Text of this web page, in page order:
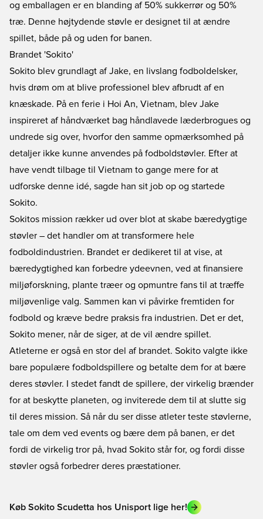
og emballagen er en blanding af 50% sukkerrør og 50%
træ. Denne højtydende støvle er designet til at ændre
spillet, både på og uden for banen.
Brandet 'Sokito'
Sokito blev grundlagt af Jake, en livslang fodboldelsker,
hvis drøm om at blive professionel blev afbrudt af en
knæskade. På en ferie i Hoi An, Vietnam, blev Jake
inspireret af håndværket bag håndlavede læderbrogues og
undrede sig over, hvorfor den samme opmærksomhed på
detaljer ikke kunne anvendes på fodboldstøvler. Efter at
have vendt tilbage til Vietnam to gange mere for at
udforske denne idé, sagde han sit job op og startede
Sokito.
Sokitos mission rækker ud over blot at skabe bæredygtige
støvler – det handler om at transformere hele
fodboldindustrien. Brandet er dedikeret til at vise, at
bæredygtighed kan forbedre ydeevnen, ved at finansiere
miljøforskning, plante træer og opmuntre fans til at træffe
miljøvenlige valg. Sammen kan vi påvirke fremtiden for
fodbold og kræve bedre praksis fra industrien. Det er det,
Sokito mener, når de siger, at de vil ændre spillet.
Atleterne er også en stor del af brandet. Sokito valgte ikke
bare populære fodboldspillere og betalte dem for at bære
deres støvler. I stedet fandt de spillere, der virkelig brænder
for at beskytte planeten, og inviterede dem til at slutte sig
til deres mission. Så når du ser disse atleter teste støvlerne,
tale om dem ved events og bære dem på banen, er det
fordi de virkelig tror på, hvad Sokito står for, og fordi disse
støvler også forbedrer deres præstationer.
Køb Sokito Scudetta hos Unisport lige her!